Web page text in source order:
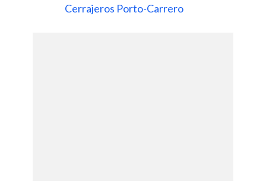
Cerrajeros Porto-Carrero